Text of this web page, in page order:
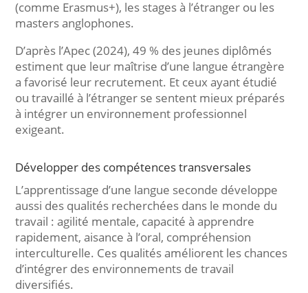
(comme Erasmus+), les stages à l’étranger ou les
masters anglophones.
D’après l’Apec (2024), 49 % des jeunes diplômés
estiment que leur maîtrise d’une langue étrangère
a favorisé leur recrutement. Et ceux ayant étudié
ou travaillé à l’étranger se sentent mieux préparés
à intégrer un environnement professionnel
exigeant.
Développer des compétences transversales
L’apprentissage d’une langue seconde développe
aussi des qualités recherchées dans le monde du
travail : agilité mentale, capacité à apprendre
rapidement, aisance à l’oral, compréhension
interculturelle. Ces qualités améliorent les chances
d’intégrer des environnements de travail
diversifiés.